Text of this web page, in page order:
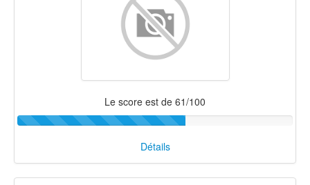
Le score est de 61/100
Détails